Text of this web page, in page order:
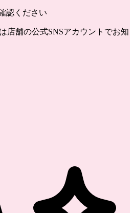
認ください
店舗の公式SNSアカウントでお知